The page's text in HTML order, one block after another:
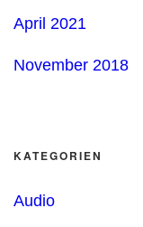
April 2021
November 2018
KATEGORIEN
Audio